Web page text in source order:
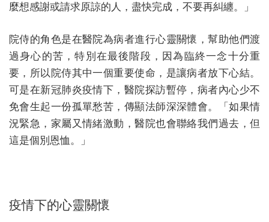
麼想感謝或請求原諒的人，盡快完成，不要再糾纏。」
院侍的角色是在醫院為病者進行心靈關懷，幫助他們渡
過身心的苦，特別在最後階段，因為臨終一念十分重
要，所以院侍其中一個重要使命，是讓病者放下心結。
可是在新冠肺炎疫情下，醫院探訪暫停，病者內心少不
免會生起一份孤單愁苦，傳顯法師深深體會。「如果情
況緊急，家屬又情緒激動，醫院也會聯絡我們過去，但
這是個別恩恤。」
疫情下的心靈關懷